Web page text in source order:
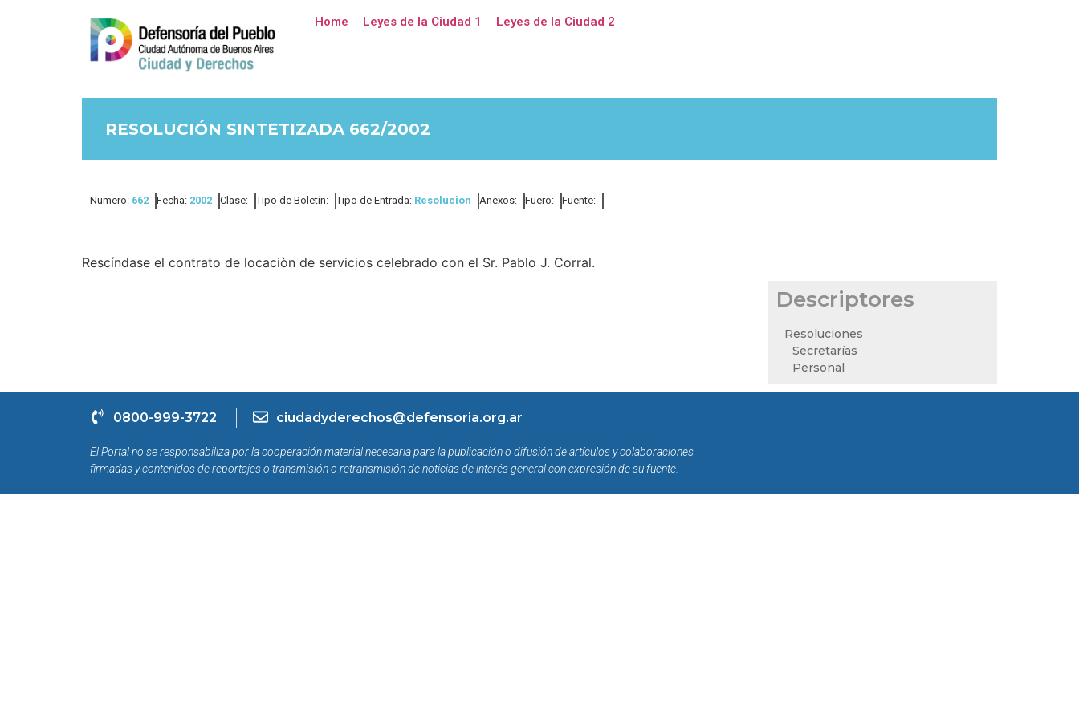
Home Leyes de la Ciudad 1 Leyes de la Ciudad 2
RESOLUCIÓN SINTETIZADA 662/2002
Numero: 662 Fecha: 2002 Clase: Tipo de Boletín: Tipo de Entrada: Resolucion Anexos: Fuero: Fuente:
Rescíndase el contrato de locaciòn de servicios celebrado con el Sr. Pablo J. Corral.
Descriptores
Resoluciones
Secretarías
Personal
0800-999-3722 ciudadyderechos@defensoria.org.ar
El Portal no se responsabiliza por la cooperación material necesaria para la publicación o difusión de artículos y colaboraciones
firmadas y contenidos de reportajes o transmisión o retransmisión de noticias de interés general con expresión de su fuente.